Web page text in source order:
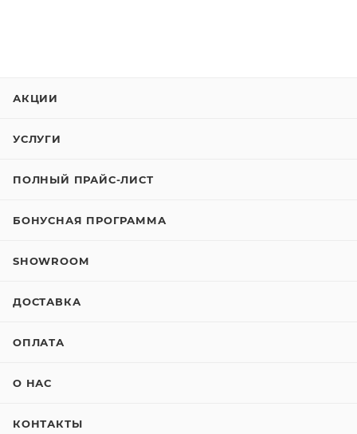
АКЦИИ
УСЛУГИ
ПОЛНЫЙ ПРАЙС-ЛИСТ
БОНУСНАЯ ПРОГРАММА
SHOWROOM
ДОСТАВКА
ОПЛАТА
О НАС
КОНТАКТЫ